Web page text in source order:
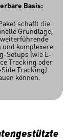
Basis:
schafft die
Grundlage,
und komplexere
Setups (wie E-
Tracking oder
Tracking)
können.